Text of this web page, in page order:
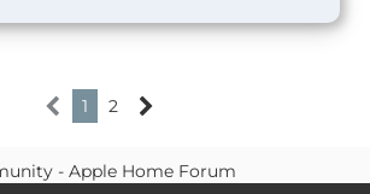
- Apple Home Forum
1 2